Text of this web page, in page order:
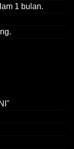
1 bulan.